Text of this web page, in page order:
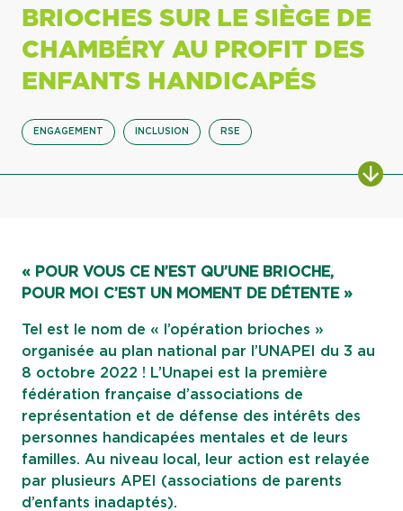
BRIOCHES SUR LE SIÈGE DE
CHAMBÉRY AU PROFIT DES
ENFANTS HANDICAPÉS
ENGAGEMENT INCLUSION RSE
« POUR VOUS CE N’EST QU’UNE BRIOCHE,
POUR MOI C’EST UN MOMENT DE DÉTENTE »
Tel est le nom de « l’opération brioches »
organisée au plan national par l’UNAPEI du 3 au
8 octobre 2022 ! L’Unapei est la première
fédération française d’associations de
représentation et de défense des intérêts des
personnes handicapées mentales et de leurs
familles. Au niveau local, leur action est relayée
par plusieurs APEI (associations de parents
d’enfants inadaptés).